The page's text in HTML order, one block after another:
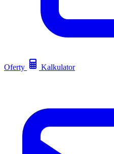
Oferty Kalkulator